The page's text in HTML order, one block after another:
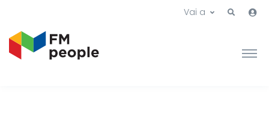
Vai a